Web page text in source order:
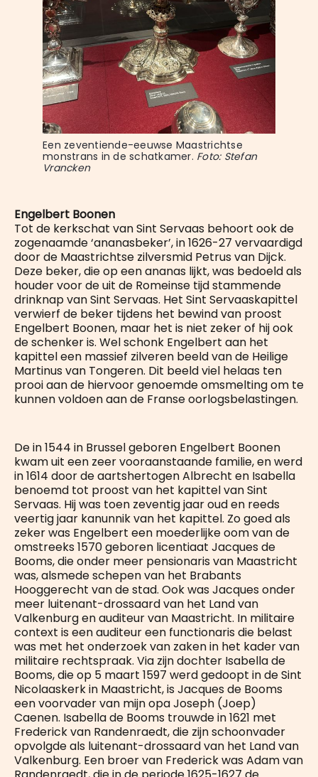
Een zeventiende-eeuwse Maastrichtse
monstrans in de schatkamer. Foto: Stefan
Vrancken
Engelbert Boonen
Tot de kerkschat van Sint Servaas behoort ook de
zogenaamde ‘ananasbeker’, in 1626-27 vervaardigd
door de Maastrichtse zilversmid Petrus van Dijck.
Deze beker, die op een ananas lijkt, was bedoeld als
houder voor de uit de Romeinse tijd stammende
drinknap van Sint Servaas. Het Sint Servaaskapittel
verwierf de beker tijdens het bewind van proost
Engelbert Boonen, maar het is niet zeker of hij ook
de schenker is. Wel schonk Engelbert aan het
kapittel een massief zilveren beeld van de Heilige
Martinus van Tongeren. Dit beeld viel helaas ten
prooi aan de hiervoor genoemde omsmelting om te
kunnen voldoen aan de Franse oorlogsbelastingen.
De in 1544 in Brussel geboren Engelbert Boonen
kwam uit een zeer vooraanstaande familie, en werd
in 1614 door de aartshertogen Albrecht en Isabella
benoemd tot proost van het kapittel van Sint
Servaas. Hij was toen zeventig jaar oud en reeds
veertig jaar kanunnik van het kapittel. Zo goed als
zeker was Engelbert een moederlijke oom van de
omstreeks 1570 geboren licentiaat Jacques de
Booms, die onder meer pensionaris van Maastricht
was, alsmede schepen van het Brabants
Hooggerecht van de stad. Ook was Jacques onder
meer luitenant-drossaard van het Land van
Valkenburg en auditeur van Maastricht. In militaire
context is een auditeur een functionaris die belast
was met het onderzoek van zaken in het kader van
militaire rechtspraak. Via zijn dochter Isabella de
Booms, die op 5 maart 1597 werd gedoopt in de Sint
Nicolaaskerk in Maastricht, is Jacques de Booms
een voorvader van mijn opa Joseph (Joep)
Caenen. Isabella de Booms trouwde in 1621 met
Frederick van Randenraedt, die zijn schoonvader
opvolgde als luitenant-drossaard van het Land van
Valkenburg. Een broer van Frederick was Adam van